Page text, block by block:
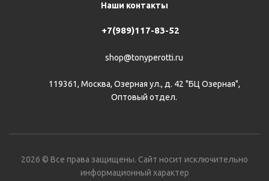
Наши контакты
+7(989)117-83-52
shop@tonyperotti.ru
119361, Москва, Озерная ул., д. 42 "БЦ Озерная",
Оптовый отдел.
2026 © Все права защищены. Сайт носит исключительно
информационный характер